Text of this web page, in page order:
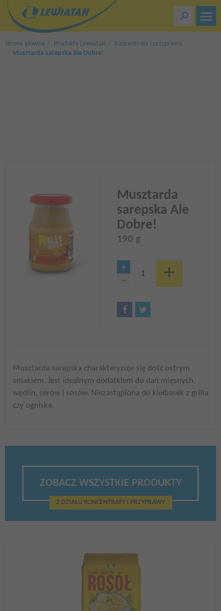
treści
Strona główna Produkty Lewiatan
Koncentraty i przyprawy
Musztarda sarepska Ale Dobre!
Musztarda
sarepska Ale
Dobre!
190 g
Musztarda sarepska charakteryzuje się dość ostrym
smakiem. Jest idealnym dodatkiem do dań mięsnych,
wędlin, serów i sosów. Niezastąpiona do kiełbasek z grilla
czy ogniska.
ZOBACZ WSZYSTKIE PRODUKTY
Z DZIAŁU KONCENTRATY I PRZYPRAWY